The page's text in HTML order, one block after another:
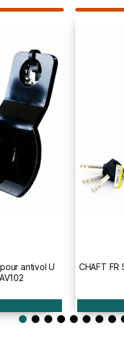
Antivol moto U FR85P 85
SRA - AV210